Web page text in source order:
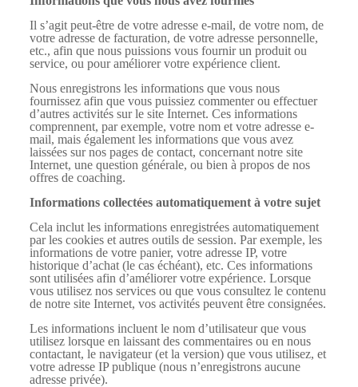
Il s’agit peut-être de votre adresse e-mail, de votre nom, de
votre adresse de facturation, de votre adresse personnelle,
etc., afin que nous puissions vous fournir un produit ou
service, ou pour améliorer votre expérience client.
Nous enregistrons les informations que vous nous
fournissez afin que vous puissiez commenter ou effectuer
d’autres activités sur le site Internet. Ces informations
comprennent, par exemple, votre nom et votre adresse e-
mail, mais également les informations que vous avez
laissées sur nos pages de contact, concernant notre site
Internet, une question générale, ou bien à propos de nos
offres de coaching.
Informations collectées automatiquement à votre sujet
Cela inclut les informations enregistrées automatiquement
par les cookies et autres outils de session. Par exemple, les
informations de votre panier, votre adresse IP, votre
historique d’achat (le cas échéant), etc. Ces informations
sont utilisées afin d’améliorer votre expérience. Lorsque
vous utilisez nos services ou que vous consultez le contenu
de notre site Internet, vos activités peuvent être consignées.
Les informations incluent le nom d’utilisateur que vous
utilisez lorsque en laissant des commentaires ou en nous
contactant, le navigateur (et la version) que vous utilisez, et
votre adresse IP publique (nous n’enregistrons aucune
adresse privée).